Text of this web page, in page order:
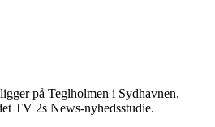
på Teglholmen i Sydhavnen.
TV 2s News-nyhedsstudie.